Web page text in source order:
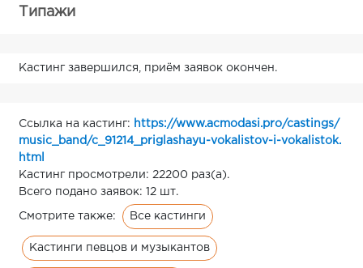
Типажи
Кастинг завершился, приём заявок окончен.
Ссылка на кастинг: https://www.acmodasi.pro/castings/
music_band/c_91214_priglashayu-vokalistov-i-vokalistok.
html
Кастинг просмотрели: 22200 раз(а).
Всего подано заявок: 12 шт.
Смотрите также: Все кастинги
Кастинги певцов и музыкантов